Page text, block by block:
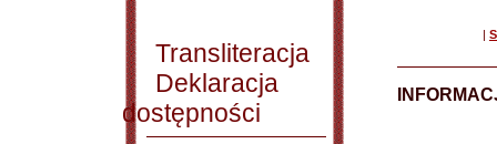
Transliteracja
Deklaracja
dostępności
|